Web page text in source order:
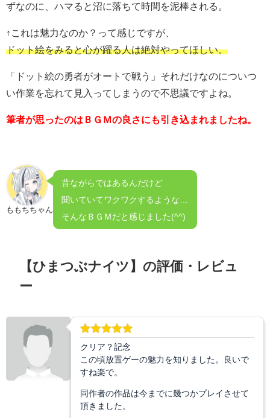
ずなのに、ハマると沼に落ちて時間を泥棒される。
↑これは魅力なのか？って感じですが、
ドット絵をみると心が躍る人は絶対やってほしい。
「ドット絵の勇者がオートで戦う」それだけなのについつ
い作業を忘れて見入ってしまうので不思議ですよね。
筆者が思ったのはＢＧＭの良さにも引き込まれましたね。
ももちちゃん
昔ながらではあるんだけど
聞いていてワクワクするような…
そんなＢＧＭだと感じました(^^)
【ひまつぶナイツ】の評価・レビュ
ー
クリア？記念
この頃放置ゲーの魅力を知りました。良いで
すね楽で。
同作者の作品は今までに幾つかプレイさせて
頂きました。